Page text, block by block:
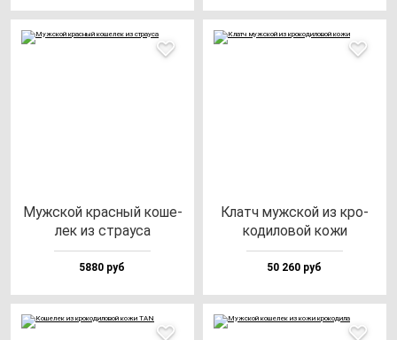
Муж­ской крас­ный ко­ше­
лек из стра­уса
5880 руб
Клатч муж­ской из кро­
ко­ди­ло­вой ко­жи
50 260 руб